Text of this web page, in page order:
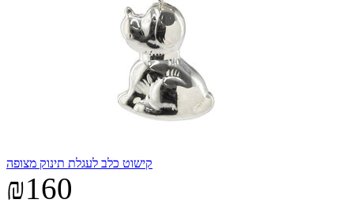
קישוט כלב לעגלת תינוק מצופה
₪160